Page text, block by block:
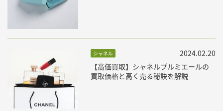
シャネル
【高価買取】シャネルプルミエールの
買取価格と高く売る秘訣を解説
2024.02.20